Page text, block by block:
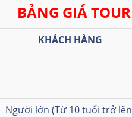
BẢNG GIÁ
KHÁCH HÀNG
Người lớn (Từ 10 tuổi trở